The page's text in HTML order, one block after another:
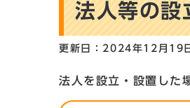
法人等の設
更新日：2024年12月19
法人を設立・設置した